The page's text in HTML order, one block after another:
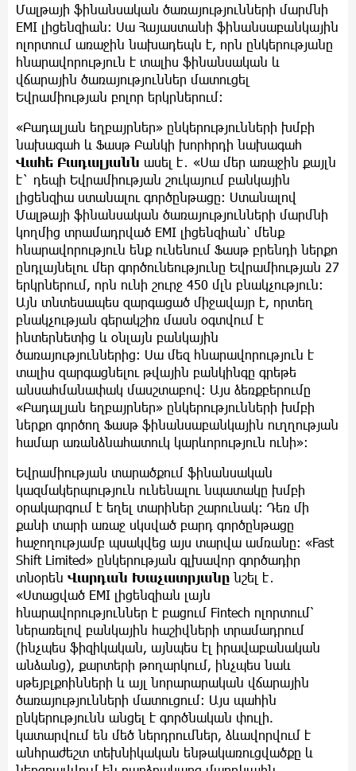
Մալթայի ֆինանսական ծառայությունների մարմնի
EMI լիցենզիան։ Սա Հայաստանի ֆինանսաբանկային
ոլորտում առաջին նախադեպն է, որն ընկերությանը
հնարավորություն է տալիս ֆինանսական և
վճարային ծառայություններ մատուցել
Եվրամիության բոլոր երկրներում։
«Բադալյան եղբայրներ» ընկերությունների խմբի
նախագահ և Ֆասթ Բանկի խորհրդի նախագահ
Վահե Բադալյանն ասել է․ «Սա մեր առաջին քայլն
է` դեպի Եվրամիության շուկայում բանկային
լիցենզիա ստանալու գործընթացը։ Ստանալով
Մալթայի ֆինանսական ծառայությունների մարմնի
կողմից տրամադրված EMI լիցենզիան՝ մենք
հնարավորություն ենք ունենում Ֆասթ բրենդի ներքո
ընդլայնելու մեր գործունեությունը Եվրամիության 27
երկրներում, որն ունի շուրջ 450 մլն բնակչություն։
Այն տնտեսապես զարգացած միջավայր է, որտեղ
բնակչության գերակշիռ մասն օգտվում է
ինտերնետից և օնլայն բանկային
ծառայություններից։ Սա մեզ հնարավորություն է
տալիս զարգացնելու թվային բանկինգը գրեթե
անսահմանափակ մասշտաբով։ Այս ձեռքբերումը
«Բադալյան եղբայրներ» ընկերությունների խմբի
ներքո գործող Ֆասթ ֆինանսաբանկային ուղղության
համար առանձնահատուկ կարևորություն ունի»։
Եվրամիության տարածքում ֆինանսական
կազմակերպություն ունենալու նպատակը խմբի
օրակարգում է եղել տարիներ շարունակ։ Դեռ մի
քանի տարի առաջ սկսված բարդ գործընթացը
հաջողությամբ պսակվեց այս տարվա ամռանը: «Fast
Shift Limited» ընկերության գլխավոր գործադիր
տնօրեն Վարդան Խաչատրյանը նշել է․
«Ստացված EMI լիցենզիան լայն
հնարավորություններ է բացում Fintech ոլորտում՝
ներառելով բանկային հաշիվների տրամադրում
(ինչպես ֆիզիկական, այնպես էլ իրավաբանական
անձանց), քարտերի թողարկում, ինչպես նաև
սթեյբլքոինների և այլ նորարարական վճարային
ծառայությունների մատուցում։ Այս պահին
ընկերությունն անցել է գործնական փուլի.
կատարվում են մեծ ներդրումներ, ձևավորվում է
անհրաժեշտ տեխնիկական ենթակառուցվածքը և